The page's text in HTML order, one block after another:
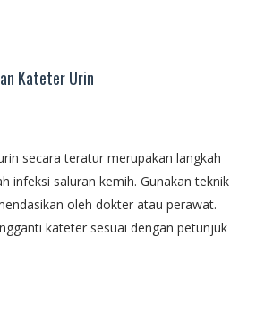
Kateter Urin
secara teratur merupakan langkah
infeksi saluran kemih. Gunakan teknik
oleh dokter atau perawat.
kateter sesuai dengan petunjuk